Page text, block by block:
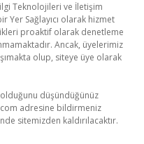
Teknolojileri ve İletişim
Yer Sağlayıcı olarak hizmet
proaktif olarak denetleme
Ancak, üyelerimiz
olup, siteye üye olarak
olduğunu düşündüğünüz
adresine bildirmeniz
sitemizden kaldırılacaktır.